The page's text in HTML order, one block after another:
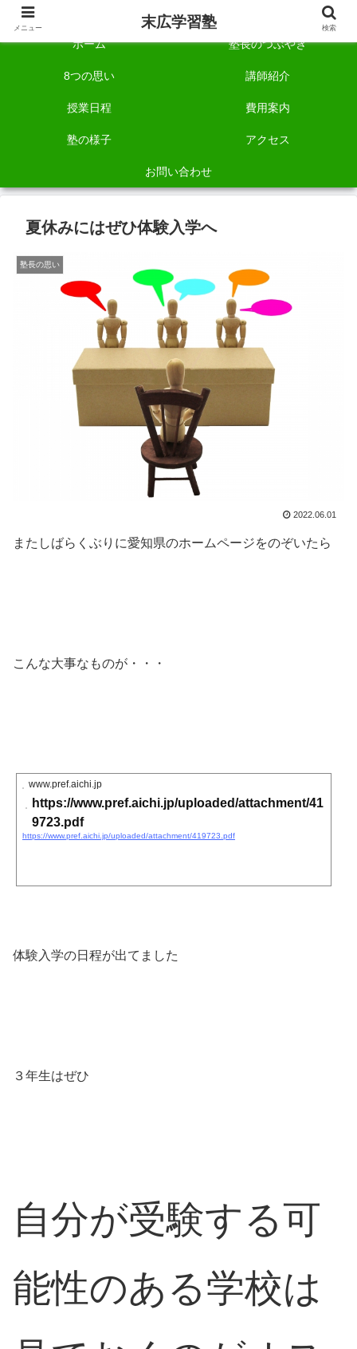
自称「一宮でいちばん塾で勉強させる塾」です。
ホーム 塾長のつぶやき
8つの思い 講師紹介
授業日程 費用案内
塾の様子 アクセス
お問い合わせ
夏休みにはぜひ体験入学へ
塾長の思い
2022.06.01
またしばらくぶりに愛知県のホームページをのぞいたら
こんな大事なものが・・・
www.pref.aichi.jp
https://www.pref.aichi.jp/uploaded/attachment/41
9723.pdf
https://www.pref.aichi.jp/uploaded/attachment/419723.pdf
体験入学の日程が出てました
３年生はぜひ
自分が受験する可
能性のある学校は
メニュー 末広学習塾 検索